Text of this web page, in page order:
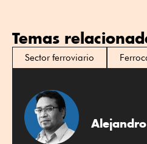
Temas
Sector ferroviario